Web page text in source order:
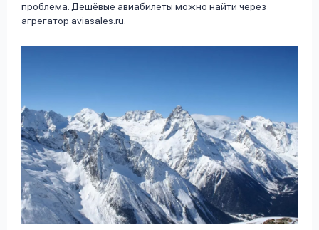
проблема. Дешёвые авиабилеты можно найти через
агрегатор aviasales.ru.